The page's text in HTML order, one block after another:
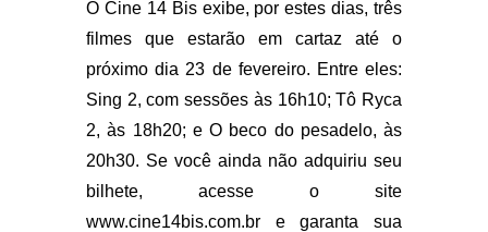
O Cine 14 Bis exibe, por estes dias, três
filmes que estarão em cartaz até o
próximo dia 23 de fevereiro. Entre eles:
Sing 2, com sessões às 16h10; Tô Ryca
2, às 18h20; e O beco do pesadelo, às
20h30. Se você ainda não adquiriu seu
bilhete, acesse o site
www.cine14bis.com.br e garanta sua